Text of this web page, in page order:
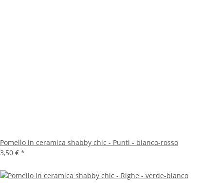
Pomello in ceramica shabby chic - Punti - bianco-rosso
3,50 € *